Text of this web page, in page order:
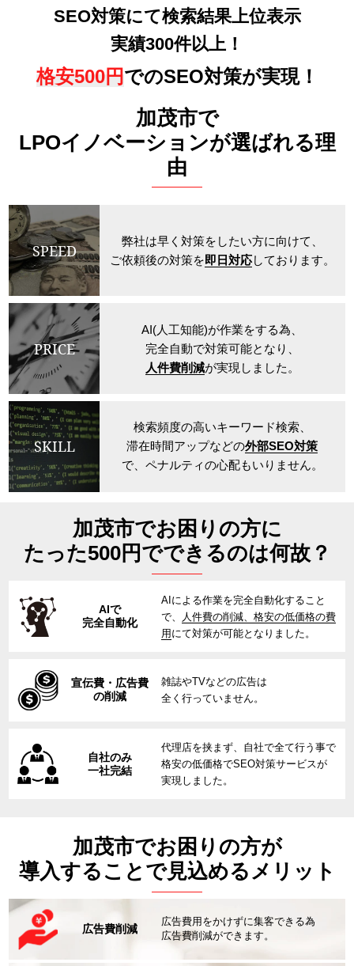
SEO対策にて検索結果上位表示
実績300件以上！
格安500円でのSEO対策が実現！
加茂市で
LPOイノベーションが選ばれる理
由
SPEED
弊社は早く対策をしたい方に向けて、
ご依頼後の対策を即日対応しております。
PRICE
AI(人工知能)が作業をする為、
完全自動で対策可能となり、
人件費削減が実現しました。
SKILL
検索頻度の高いキーワード検索、
滞在時間アップなどの外部SEO対策
で、ペナルティの心配もいりません。
加茂市でお困りの方に
たった500円でできるのは何故？
AIで
完全自動化
AIによる作業を完全自動化すること
で、
人件費の削減、格安の低価格の費
用 にて対策が可能となりました。
宣伝費・広告費
の削減
雑誌やTVなどの広告は
全く行っていません。
自社のみ
一社完結
代理店を挟まず、自社で全て行う事で
格安の低価格でSEO対策サービスが
実現しました。
加茂市でお困りの方が
導入することで見込めるメリット
広告費削減
広告費用をかけずに集客できる為
広告費削減ができます。